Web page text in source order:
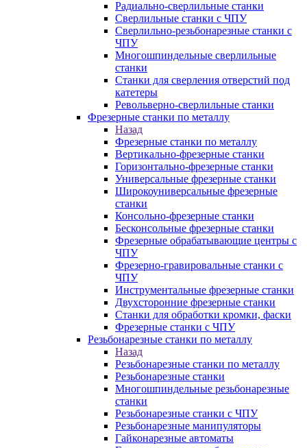
Радиально-сверлильные станки
Сверлильные станки с ЧПУ
Сверлильно-резьбонарезные станки с
ЧПУ
Многошпиндельные сверлильные
станки
Станки для сверления отверстий под
катетеры
Револьверно-сверлильные станки
Фрезерные станки по металлу
Назад
Фрезерные станки по металлу
Вертикально-фрезерные станки
Горизонтально-фрезерные станки
Универсальные фрезерные станки
Широкоуниверсальные фрезерные
станки
Консольно-фрезерные станки
Бесконсольные фрезерные станки
Фрезерные обрабатывающие центры с
ЧПУ
Фрезерно-гравировальные станки с
ЧПУ
Инструментальные фрезерные станки
Двухсторонние фрезерные станки
Станки для обработки кромки, фаски
Фрезерные станки с ЧПУ
Резьбонарезные станки по металлу
Назад
Резьбонарезные станки по металлу
Резьбонарезные станки
Многошпиндельные резьбонарезные
станки
Резьбонарезные станки с ЧПУ
Резьбонарезные манипуляторы
Гайконарезные автоматы